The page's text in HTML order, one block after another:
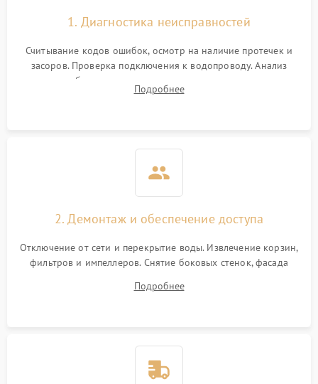
циркуляционным насосом
2100 ₽ Подробнее →
1. Диагностика неисправностей
Считывание кодов ошибок, осмотр на наличие протечек и
засоров. Проверка подключения к водопроводу. Анализ
жалоб на отсутствие слива, нагрева, вращения
разбрызгивателей или срабатывание системы защиты
Подробнее
2. Демонтаж и обеспечение доступа
Отключение от сети и перекрытие воды. Извлечение корзин,
фильтров и импеллеров. Снятие боковых стенок, фасада
циркуляционному насосу, ТЭНу и сливной помпе.
Подробнее